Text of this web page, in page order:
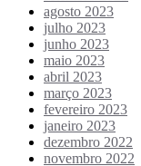
agosto 2023
julho 2023
junho 2023
maio 2023
abril 2023
março 2023
fevereiro 2023
janeiro 2023
dezembro 2022
novembro 2022